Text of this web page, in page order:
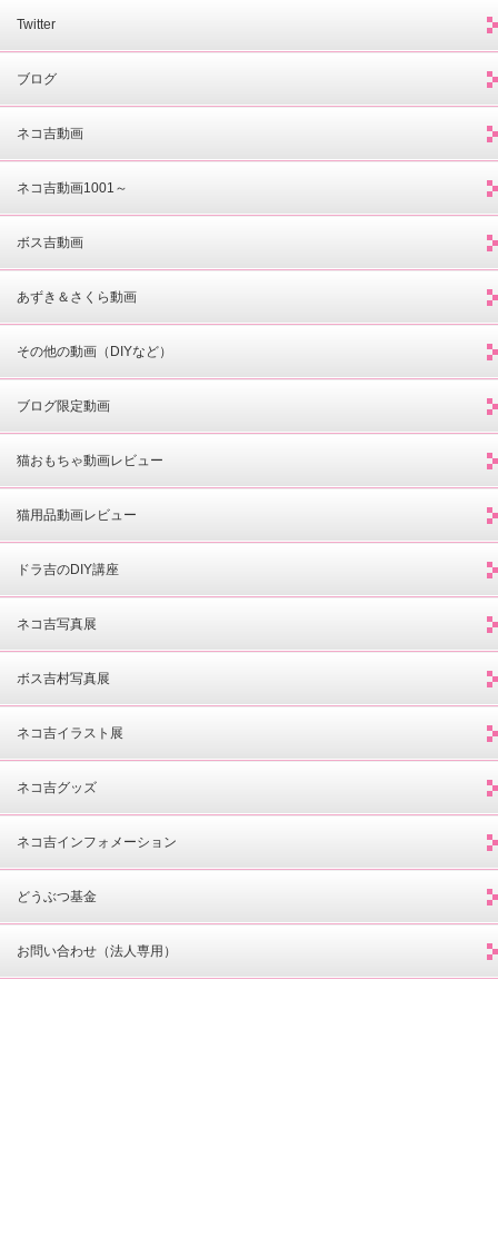
Twitter
ブログ
ネコ吉動画
ネコ吉動画1001～
ボス吉動画
あずき＆さくら動画
その他の動画（DIYなど）
ブログ限定動画
猫おもちゃ動画レビュー
猫用品動画レビュー
ドラ吉のDIY講座
ネコ吉写真展
ボス吉村写真展
ネコ吉イラスト展
ネコ吉グッズ
ネコ吉インフォメーション
どうぶつ基金
お問い合わせ（法人専用）